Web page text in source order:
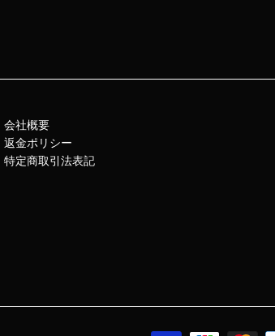
会社概要
返金ポリシー
特定商取引法表記